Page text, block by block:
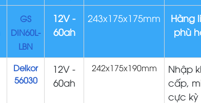
GS
DIN60L-
LBN
12V -
60ah
243x175x175mm
Hàng
phù
Delkor
56030
12V -
60ah
242x175x190mm
Nhập
cấp,
cực kỳ